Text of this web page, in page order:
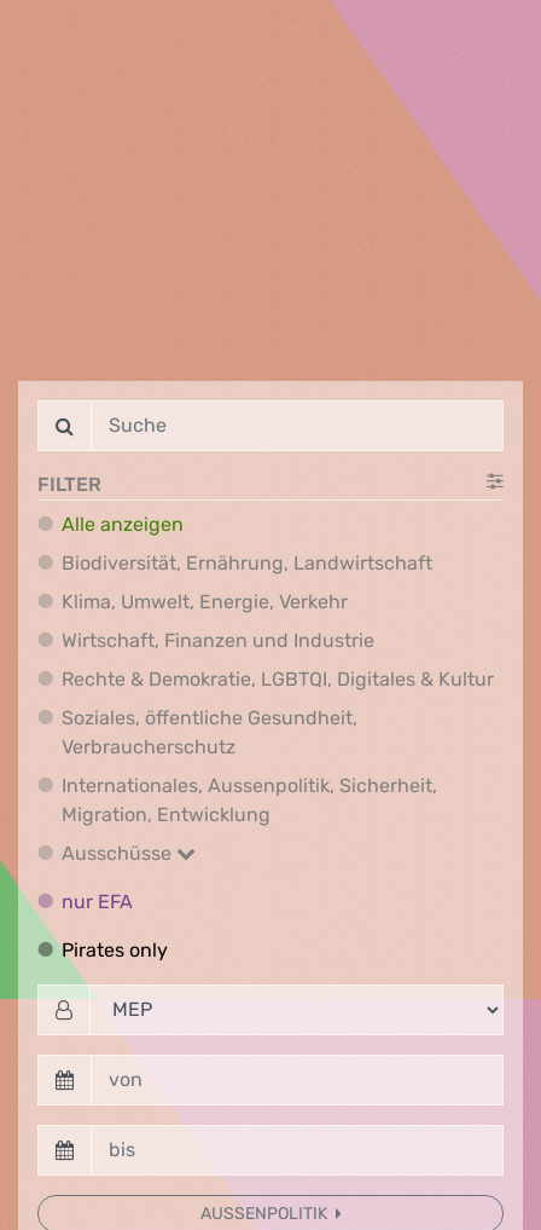
FILTER
Alle anzeigen
Biodiversität, Ernährung, Landwirtschaft
Klima, Umwelt, Energie, VerkehrKlima, Umwelt,
Wirtschaft, Finanzen und Industrie
Rechte & Demokratie, LGBTQI, Digitales & Kultur
Soziales, öffentliche Gesundheit,
VerbraucherschutzSoziales, öffentliche Gesundheit,
Internationales, Aussenpolitik, Sicherheit,
Migration, Entwicklung
Ausschüsse
Ausschüsse
nur EFA
Pirates onlyPirates only
AUSSENPOLITIK